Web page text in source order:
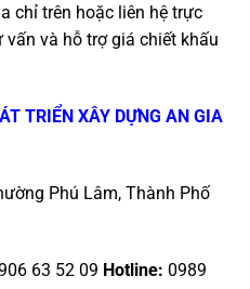
chỉ trên hoặc liên hệ trực
và hỗ trợ giá chiết khấu
TRIỂN XÂY DỰNG AN GIA
Phú Lâm, Thành Phố
63 52 09 Hotline: 0989